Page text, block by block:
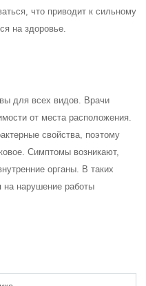
что приводит к сильному
на здоровье.
для всех видов. Врачи
от места расположения.
свойства, поэтому
Симптомы возникают,
органы. В таких
на нарушение работы